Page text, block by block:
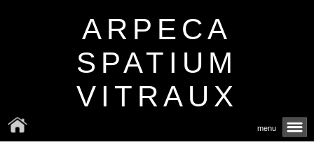
ARPECA
SPATIUM
VITRAUX
menu